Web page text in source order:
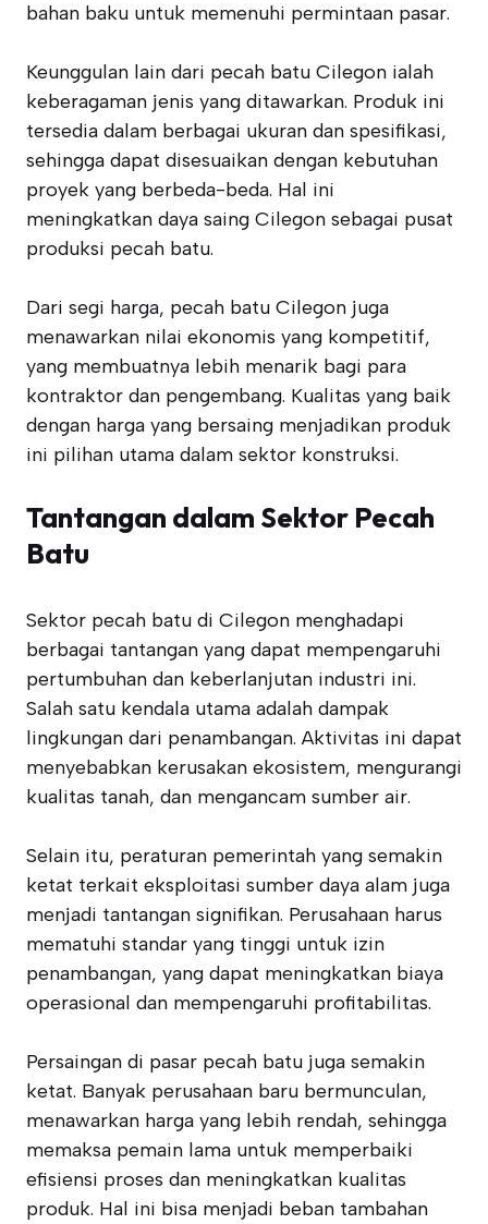
bahan baku untuk memenuhi permintaan pasar.
Keunggulan lain dari pecah batu Cilegon ialah
keberagaman jenis yang ditawarkan. Produk ini
tersedia dalam berbagai ukuran dan spesifikasi,
sehingga dapat disesuaikan dengan kebutuhan
proyek yang berbeda-beda. Hal ini
meningkatkan daya saing Cilegon sebagai pusat
produksi pecah batu.
Dari segi harga, pecah batu Cilegon juga
menawarkan nilai ekonomis yang kompetitif,
yang membuatnya lebih menarik bagi para
kontraktor dan pengembang. Kualitas yang baik
dengan harga yang bersaing menjadikan produk
ini pilihan utama dalam sektor konstruksi.
Tantangan dalam Sektor Pecah
Batu
Sektor pecah batu di Cilegon menghadapi
berbagai tantangan yang dapat mempengaruhi
pertumbuhan dan keberlanjutan industri ini.
Salah satu kendala utama adalah dampak
lingkungan dari penambangan. Aktivitas ini dapat
menyebabkan kerusakan ekosistem, mengurangi
kualitas tanah, dan mengancam sumber air.
Selain itu, peraturan pemerintah yang semakin
ketat terkait eksploitasi sumber daya alam juga
menjadi tantangan signifikan. Perusahaan harus
mematuhi standar yang tinggi untuk izin
penambangan, yang dapat meningkatkan biaya
operasional dan mempengaruhi profitabilitas.
Persaingan di pasar pecah batu juga semakin
ketat. Banyak perusahaan baru bermunculan,
menawarkan harga yang lebih rendah, sehingga
memaksa pemain lama untuk memperbaiki
efisiensi proses dan meningkatkan kualitas
produk. Hal ini bisa menjadi beban tambahan